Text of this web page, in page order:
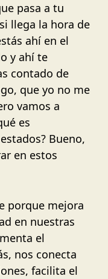
pasa a tu
llega la hora de
ahí en el
y ahí te
contado de
que yo no me
vamos a
es
Bueno,
en estos
porque mejora
en nuestras
el
nos conecta
facilita el